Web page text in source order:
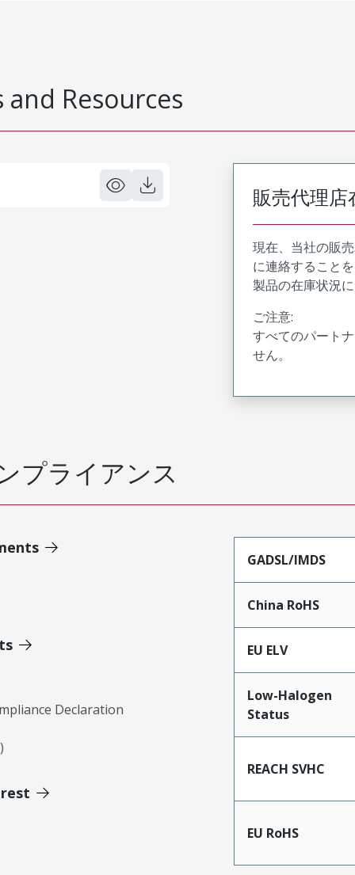
Resources
販売代理店
現在、当社の販
に連絡すること
製品の在庫状況
ご注意:
すべてのパート
せん。
プライアンス
Declaration
GADSL/IMDS
China RoHS
EU ELV
Low-Halogen
Status
REACH SVHC
EU RoHS